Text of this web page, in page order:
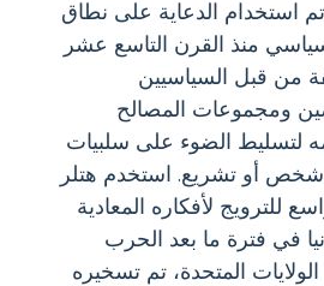
استخدام الدعاية على نطاق
منذ القرن التاسع عشر
من قبل السياسيين
ومجموعات المصالح
لتسليط الضوء على سلبيات
شخص أو تشريع. استخدم هتلر
للترويج لأفكاره المعادية
في فترة ما بعد الحرب
الولايات المتحدة، تم تسخيره